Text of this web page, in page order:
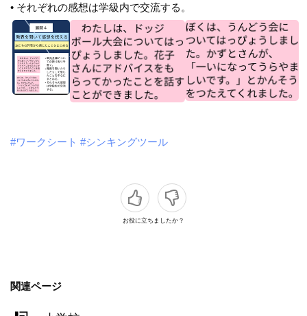
• それぞれの感想は学級内で交流する。
#ワークシート #シンキングツール
お役に立ちましたか？
関連ページ